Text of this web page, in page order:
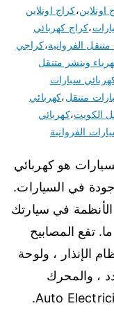
اونلاين،كراج اونلاين
،كراج كهربائي
الفروانية،كراجي
وبنشر متنقل
سيارات
متنقل،كهربائي
الكويت،كهربائي
الفروانية
هو كهربائي
في السيارات.
في سيارتك
تقع المصابيح
الإنذار ، ولوحة
، والمحرك